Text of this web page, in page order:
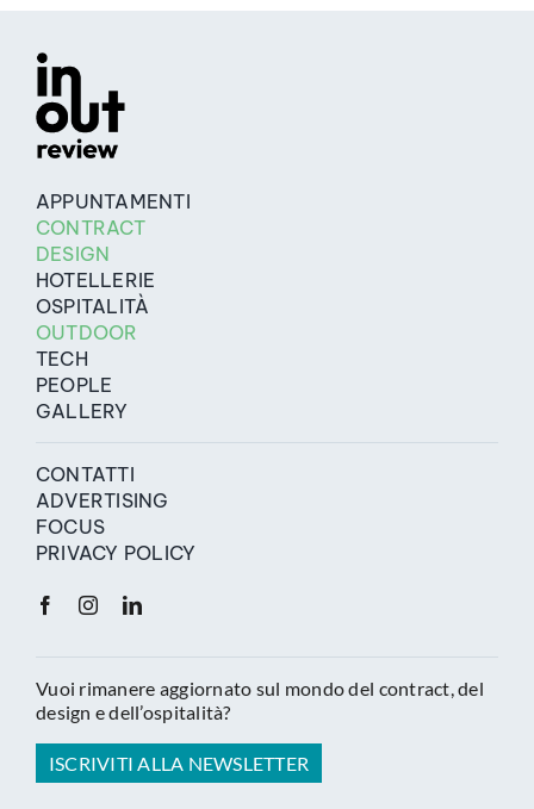
APPUNTAMENTI
CONTRACT
DESIGN
HOTELLERIE
OSPITALITÀ
OUTDOOR
TECH
PEOPLE
GALLERY
CONTATTI
ADVERTISING
FOCUS
PRIVACY POLICY
Vuoi rimanere aggiornato sul mondo del contract, del
design e dell’ospitalità?
ISCRIVITI ALLA NEWSLETTER